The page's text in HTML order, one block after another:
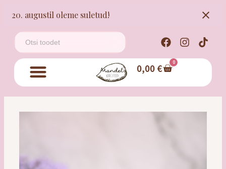
20. augustil oleme suletud!
0,00 € 0